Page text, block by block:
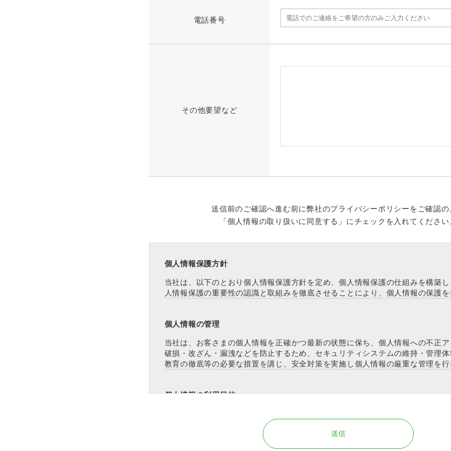
電話番号
その他要望など
送信前のご確認へ進む前に弊社のプライバシーポリシーをご確認
「個人情報の取り扱いに同意する」にチェックを入れてください
個人情報保護方針
当社は、以下のとおり個人情報保護方針を定め、個人情報保護の仕組みを構築
人情報保護の重要性の認識と取組みを徹底させることにより、個人情報の保護
個人情報の管理
当社は、お客さまの個人情報を正確かつ最新の状態に保ち、個人情報への不正
破損・改ざん・漏洩などを防止するため、セキュリティシステムの維持・管理
教育の徹底等の必要な措置を講じ、安全対策を実施し個人情報の厳重な管理を
個人情報の利用目的
個人情報をご登録いただく場合がございますが、これらの個人情報はご提供い
外では利用いたしません。お客さまからお預かりした個人情報は、当社からの
案内やご質問に対する回答として、電子メールや資料のご送付に利用いたしま